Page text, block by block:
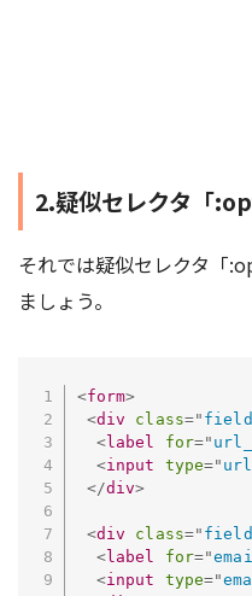
2.疑似セレクタ「
それでは疑似セレクタ「
ましょう。
<form>
<div class=" field
<label for="
<input type=" url
</div>
<div class=" field
<label for="
<input type="